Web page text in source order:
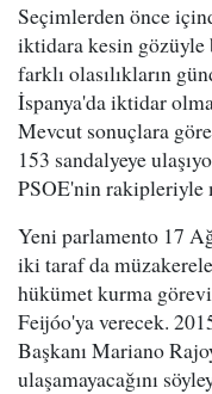
Seçimlerden önce
iktidara kesin gözüyle
farklı olasılıkların
İspanya'da iktidar
Mevcut sonuçlara
153 sandalyeye
PSOE'nin rakipleriyle
Yeni parlamento 17
iki taraf da
hükümet kurma
Feijóo'ya verecek.
Başkanı Mariano
ulaşamayacağını